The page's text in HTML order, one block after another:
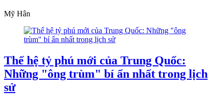
Mỹ Hân
Thế hệ tỷ phú mới của Trung Quốc:
Những "ông trùm" bí ẩn nhất trong lịch
sử